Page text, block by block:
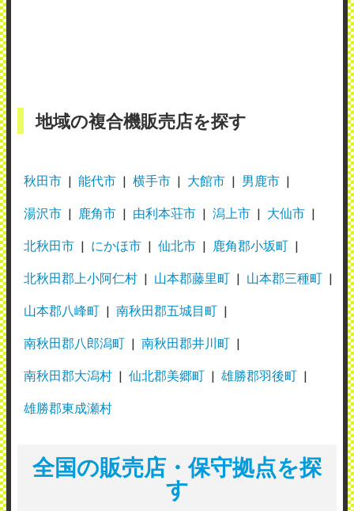
地域の複合機販売店を探す
秋田市 能代市 横手市 大館市 男鹿市
湯沢市 鹿角市 由利本荘市 潟上市 大仙市
北秋田市 にかほ市 仙北市 鹿角郡小坂町
北秋田郡上小阿仁村 山本郡藤里町 山本郡三種町
山本郡八峰町 南秋田郡五城目町
南秋田郡八郎潟町 南秋田郡井川町
南秋田郡大潟村 仙北郡美郷町 雄勝郡羽後町
雄勝郡東成瀬村
全国の販売店・保守拠点を探
す